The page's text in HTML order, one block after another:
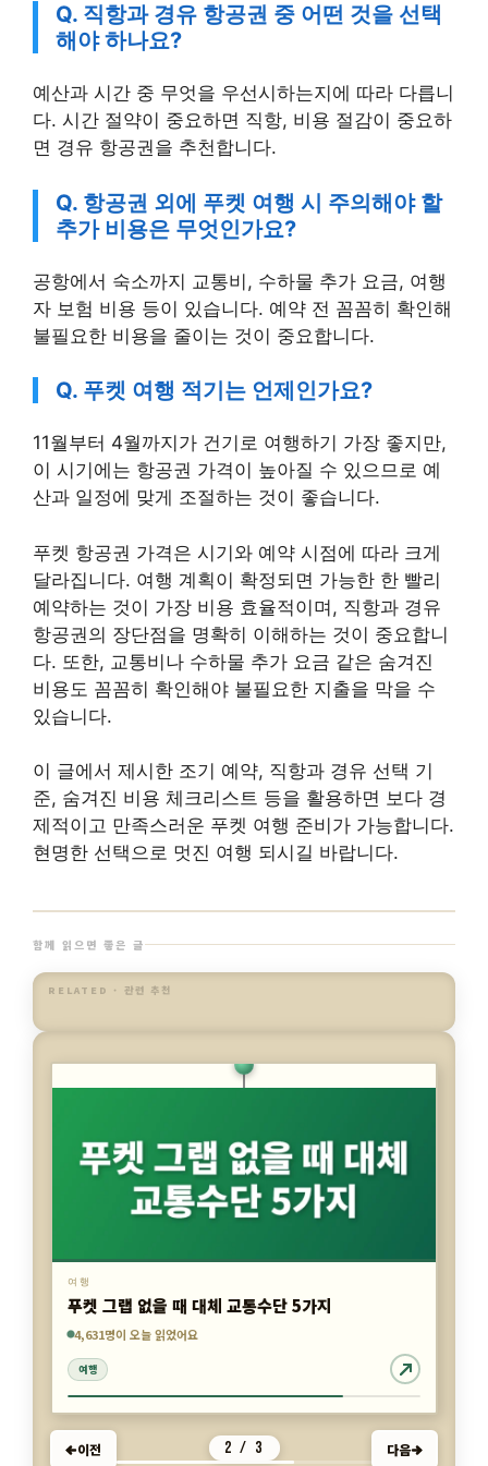
Q. 직항과 경유 항공권 중 어떤 것을 선택
해야 하나요?
예산과 시간 중 무엇을 우선시하는지에 따라 다릅니
다. 시간 절약이 중요하면 직항, 비용 절감이 중요하
면 경유 항공권을 추천합니다.
Q. 항공권 외에 푸켓 여행 시 주의해야 할
추가 비용은 무엇인가요?
공항에서 숙소까지 교통비, 수하물 추가 요금, 여행
자 보험 비용 등이 있습니다. 예약 전 꼼꼼히 확인해
불필요한 비용을 줄이는 것이 중요합니다.
Q. 푸켓 여행 적기는 언제인가요?
11월부터 4월까지가 건기로 여행하기 가장 좋지만,
이 시기에는 항공권 가격이 높아질 수 있으므로 예
산과 일정에 맞게 조절하는 것이 좋습니다.
푸켓 항공권 가격은 시기와 예약 시점에 따라 크게
달라집니다. 여행 계획이 확정되면 가능한 한 빨리
예약하는 것이 가장 비용 효율적이며, 직항과 경유
항공권의 장단점을 명확히 이해하는 것이 중요합니
다. 또한, 교통비나 수하물 추가 요금 같은 숨겨진
비용도 꼼꼼히 확인해야 불필요한 지출을 막을 수
있습니다.
이 글에서 제시한 조기 예약, 직항과 경유 선택 기
준, 숨겨진 비용 체크리스트 등을 활용하면 보다 경
제적이고 만족스러운 푸켓 여행 준비가 가능합니다.
현명한 선택으로 멋진 여행 되시길 바랍니다.
함께 읽으면 좋은 글
RELATED · 관련 추천
7,609명이 오늘 읽었어요
여행
푸켓 그랩 없을 때 대체 교통수단 5가지
4,631명이 오늘 읽었어요
여행
4,179명이 오늘 읽었어요
이전 2 / 3 다음